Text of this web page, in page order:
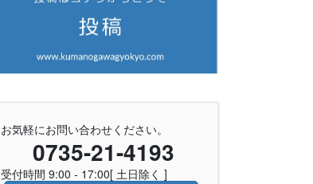
お気軽にお問い合わせください。
0735-21-4193
受付時間 9:00 - 17:00[ 土日除く ]